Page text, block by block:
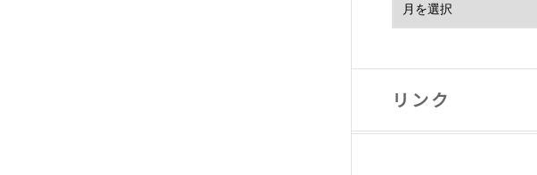
リンク